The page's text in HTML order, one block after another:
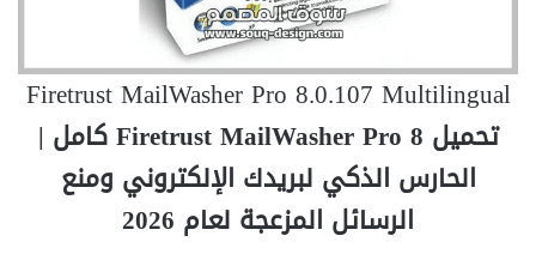
Firetrust MailWasher Pro 8.0.107 Multilingual
تحميل Firetrust MailWasher Pro 8 كامل |
الحارس الذكي لبريدك الإلكتروني ومنع
الرسائل المزعجة لعام 2026